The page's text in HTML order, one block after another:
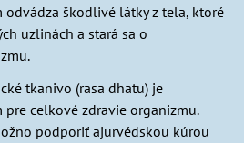
odvádza škodlivé látky z tela, ktoré
uzlinách a stará sa o
tkanivo (rasa dhatu) je
celkové zdravie organizmu.
podporiť ajurvédskou kúrou